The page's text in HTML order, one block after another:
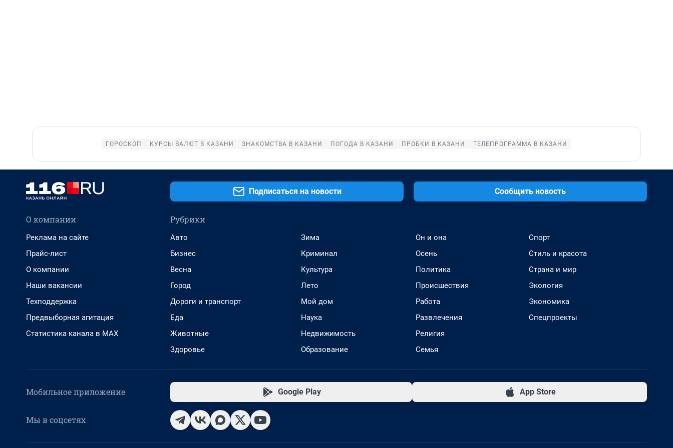
ГОРОСКОП КУРСЫ ВАЛЮТ В КАЗАНИ ЗНАКОМСТВА В КАЗАНИ ПОГОДА В КАЗАНИ ПРОБКИ В КАЗАНИ ТЕЛЕПРОГРАММА В КАЗАНИ
Подписаться на новости Сообщить новость
О компании
Реклама на сайте
Прайс-лист
О компании
Наши вакансии
Техподдержка
Предвыборная агитация
Статистика канала в MAX
Рубрики
Авто
Бизнес
Весна
Город
Дороги и транспорт
Еда
Животные
Здоровье
Зима
Криминал
Культура
Лето
Мой дом
Наука
Недвижимость
Образование
Он и она
Осень
Политика
Происшествия
Работа
Развлечения
Религия
Семья
Спорт
Стиль и красота
Страна и мир
Экология
Экономика
Спецпроекты
Мобильное приложение Google Play App Store
Мы в соцсетях